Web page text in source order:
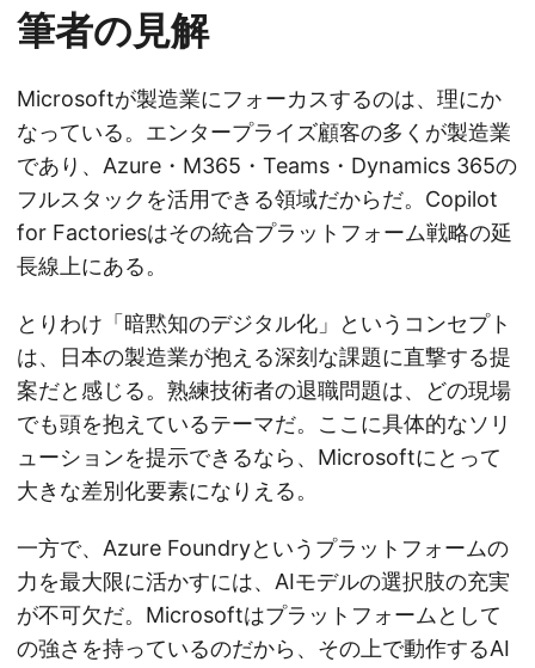
筆者の見解
Microsoftが製造業にフォーカスするのは、理にか
なっている。エンタープライズ顧客の多くが製造業
であり、Azure・M365・Teams・Dynamics 365の
フルスタックを活用できる領域だからだ。Copilot
for Factoriesはその統合プラットフォーム戦略の延
長線上にある。
とりわけ「暗黙知のデジタル化」というコンセプト
は、日本の製造業が抱える深刻な課題に直撃する提
案だと感じる。熟練技術者の退職問題は、どの現場
でも頭を抱えているテーマだ。ここに具体的なソリ
ューションを提示できるなら、Microsoftにとって
大きな差別化要素になりえる。
一方で、Azure Foundryというプラットフォームの
力を最大限に活かすには、AIモデルの選択肢の充実
が不可欠だ。Microsoftはプラットフォームとして
の強さを持っているのだから、その上で動作するAI